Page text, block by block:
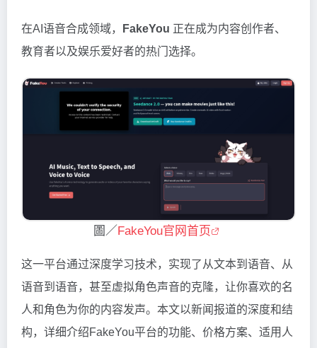
在AI语音合成领域， FakeYou 正在成为内容创作者、
教育者以及娱乐爱好者的热门选择。
圖／FakeYou官网首页
这一平台通过深度学习技术，实现了从文本到语音、从
语音到语音，甚至虚拟角色声音的克隆，让你喜欢的名
人和角色为你的内容发声。本文以新闻报道的深度和结
构，详细介绍FakeYou平台的功能、价格方案、适用人